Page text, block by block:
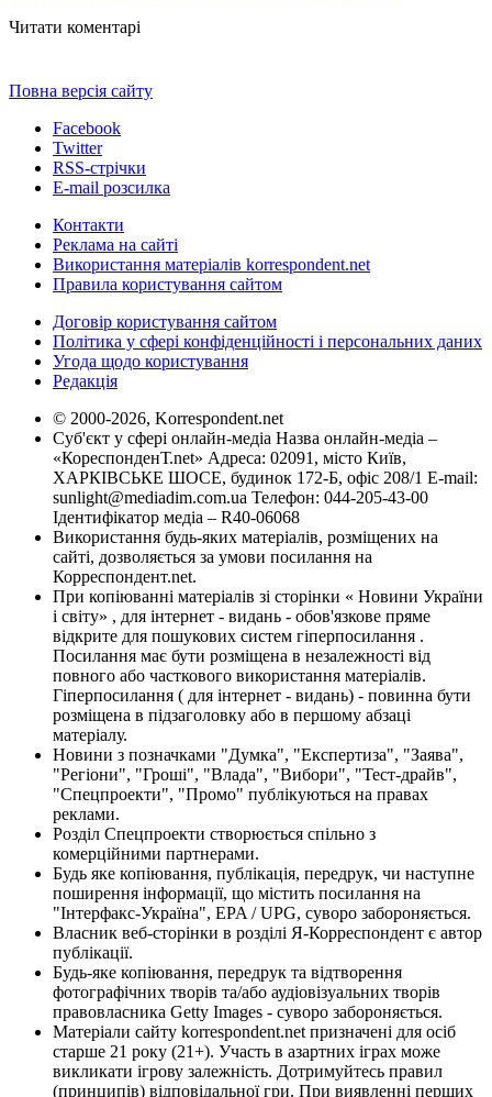
Читати коментарі
Повна версія сайту
Facebook
Twitter
RSS-стрічки
E-mail розсилка
Контакти
Реклама на сайті
Використання матеріалів korrespondent.net
Правила користування сайтом
Договір користування сайтом
Політика у сфері конфіденційності і персональних даних
Угода щодо користування
Редакція
© 2000-2026, Korrespondent.net
Суб'єкт у сфері онлайн-медіа Назва онлайн-медіа –
«КореспонденТ.net» Адреса: 02091, місто Київ,
ХАРКІВСЬКЕ ШОСЕ, будинок 172-Б, офіс 208/1 E-mail:
sunlight@mediadim.com.ua Телефон: 044-205-43-00
Ідентифікатор медіа – R40-06068
Використання будь-яких матеріалів, розміщених на
сайті, дозволяється за умови посилання на
Корреспондент.net.
При копіюванні матеріалів зі сторінки « Новини України
і світу» , для інтернет - видань - обов'язкове пряме
відкрите для пошукових систем гіперпосилання .
Посилання має бути розміщена в незалежності від
повного або часткового використання матеріалів.
Гіперпосилання ( для інтернет - видань) - повинна бути
розміщена в підзаголовку або в першому абзаці
матеріалу.
Новини з позначками "Думка", "Експертиза", "Заява",
"Регіони", "Гроші", "Влада", "Вибори", "Тест-драйв",
"Спецпроекти", "Промо" публікуються на правах
реклами.
Розділ Спецпроекти створюється спільно з
комерційними партнерами.
Будь яке копіювання, публікація, передрук, чи наступне
поширення інформації, що містить посилання на
"Інтерфакс-Україна", EPA / UPG, суворо забороняється.
Власник веб-сторінки в розділі Я-Корреспондент є автор
публікації.
Будь-яке копіювання, передрук та відтворення
фотографічних творів та/або аудіовізуальних творів
правовласника Getty Images - суворо забороняється.
Матеріали сайту korrespondent.net призначені для осіб
старше 21 року (21+). Участь в азартних іграх може
викликати ігрову залежність. Дотримуйтесь правил
(принципів) відповідальної гри. При виявленні перших